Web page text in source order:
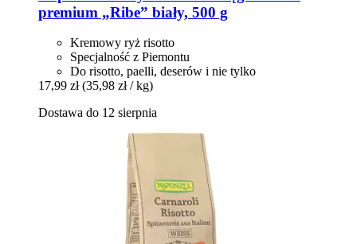
premium „Ribe” biały, 500 g
Kremowy ryż risotto
Specjalność z Piemontu
Do risotto, paelli, deserów i nie tylko
17,99 zł (35,98 zł / kg)
Dostawa do 12 sierpnia